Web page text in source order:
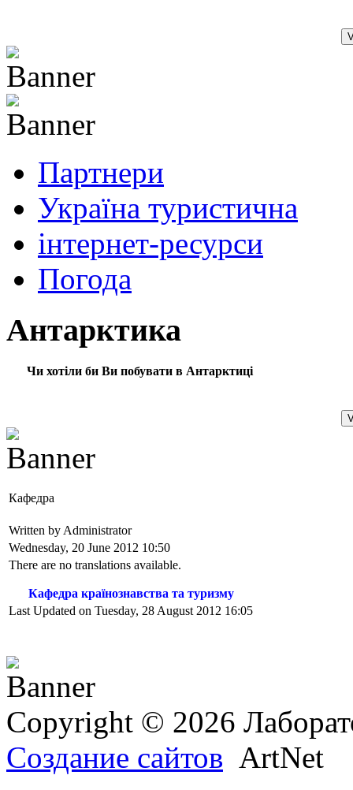
Партнери
Україна туристична
інтернет-ресурси
Погода
Антарктика
Чи хотіли би Ви побувати в Антарктиці
Кафедра
Written by Administrator
Wednesday, 20 June 2012 10:50
There are no translations available.
Кафедра країнознавства та туризму
Last Updated on Tuesday, 28 August 2012 16:05
Copyright © 2026
Создание сайтов ArtNet